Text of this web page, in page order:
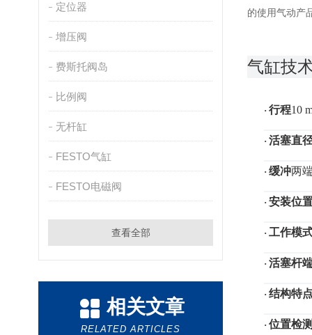
定位器
增压阀
费斯托阀岛
比例阀
无杆缸
FESTO气缸
FESTO电磁阀
查看全部
相关文章
RELATED ARTICLES
的使用气动产
气缸技
· 行程10
· 活塞直
· 缓冲两
· 安装位
· 工作模
· 活塞杆
· 结构特
· 位置检